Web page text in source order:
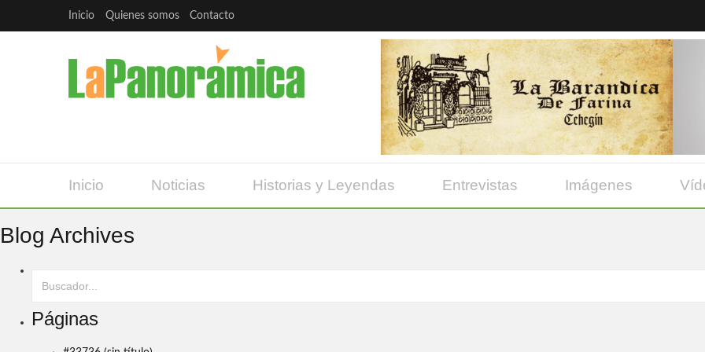
Inicio Quienes somos Contacto
Inicio Noticias Historias y Leyendas Entrevistas Imágenes
Blog Archives
Páginas